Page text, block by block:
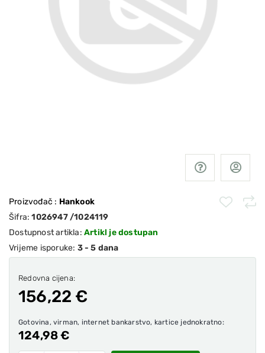
Proizvođač : Hankook
Šifra:1026947 /1024119
Dostupnost artikla: Artikl je dostupan
Vrijeme isporuke: 3 - 5 dana
Redovna cijena:
156,22 €
Gotovina, virman, internet bankarstvo, kartice jednokratno:
124,98 €